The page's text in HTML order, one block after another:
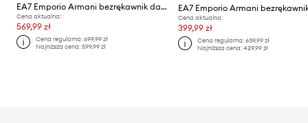
EA7 Emporio Armani bezrękawnik damski
Cena aktualna:
569,99 zł
Cena regularna:699,99 zł
Najniższa cena:599,99 zł
EA7 Emporio Armani
Cena aktualna:
399,99 zł
Cena regularna: 639,99 zł
Najniższa cena: 429,99 zł